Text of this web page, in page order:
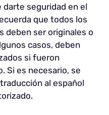
darte seguridad en el
que todos los
deben ser originales o
casos, deben
si fueron
Si es necesario, se
al español